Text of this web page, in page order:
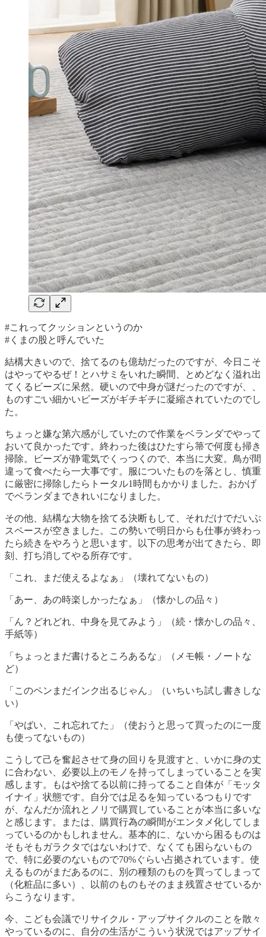
#これってクッションというのか
#くまの股と呼んでいた
結構大きいので、捨てるのも億劫だったのですが、今日こそ
はやってやるぜ！とハサミをいれた瞬間、とめどなく溢れ出
てくるビーズに呆然。硬いので中身が謎だったのですが、、
ものすごい細かいビーズがギチギチに凝縮されていたのでし
た。
ちょっと嫌な第六感がしていたので作業をベランダでやって
おいて良かったです。終わった後はひたすら箒で何度も掃き
掃除。ビーズが静電気でくっつくので、本当に大変。鳥が間
違って食べたら一大事です。服についたものを落とし、慎重
に厳密に掃除したらトータル1時間もかかりました。おかげ
でベランダまできれいになりました。
その他、結構な大物を捨てる決断もして、それだけでだいぶ
スペースが空きました。この勢いで明日からも仕事が終わっ
たら続きをやろうと思います。以下の思考が出てきたら、即
刻、打ち消してやる所存です。
「これ、まだ使えるよなぁ」（壊れてないもの）
「あー、あの時楽しかったなぁ」（懐かしの品々）
「ん？どれどれ、中身を見てみよう」（続・懐かしの品々、
手紙等）
「ちょっとまだ書けるところあるな」（メモ帳・ノートな
ど）
「このペンまだインク出るじゃん」（いちいち試し書きしな
い）
「やばい、これ忘れてた」（使おうと思って買ったのに一度
も使ってないもの）
こうして己を奮起させて身の回りを見渡すと、いかに身の丈
に合わない、必要以上のモノを持ってしまっていることを実
感します。もはや捨てる以前に持ってること自体が「モッタ
イナイ」状態です。自分では足るを知っているつもりです
が、なんだか流れとノリで購買していることが本当に多いな
と感じます。または、購買行為の瞬間がエンタメ化してしま
っているのかもしれません。基本的に、ないから困るものは
そもそもガラクタではないわけで、なくても困らないもの
で、特に必要のないもので70%ぐらい占拠されています。使
えるものがまだあるのに、別の種類のものを買ってしまって
（化粧品に多い）、以前のものもそのまま残置させているか
らこうなります。
今、こども会議でリサイクル・アップサイクルのことを散々
やっているのに、自分の生活がこういう状況ではアップサイ